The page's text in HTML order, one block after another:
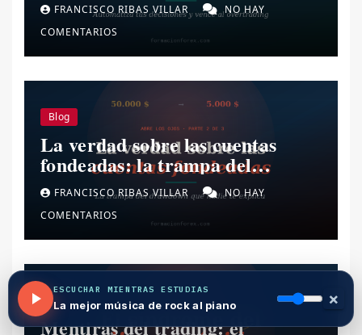
ESCUCHAR MIENTRAS ESTUDIAS
La mejor música de rock al piano ×
FRANCISCO RIBAS VILLAR
NO HAY
COMENTARIOS
Blog
La verdad sobre las cuentas
fondeadas: la trampa del
drawdown.
FRANCISCO RIBAS VILLAR
NO HAY
COMENTARIOS
Blog
Mentiras del trading: el